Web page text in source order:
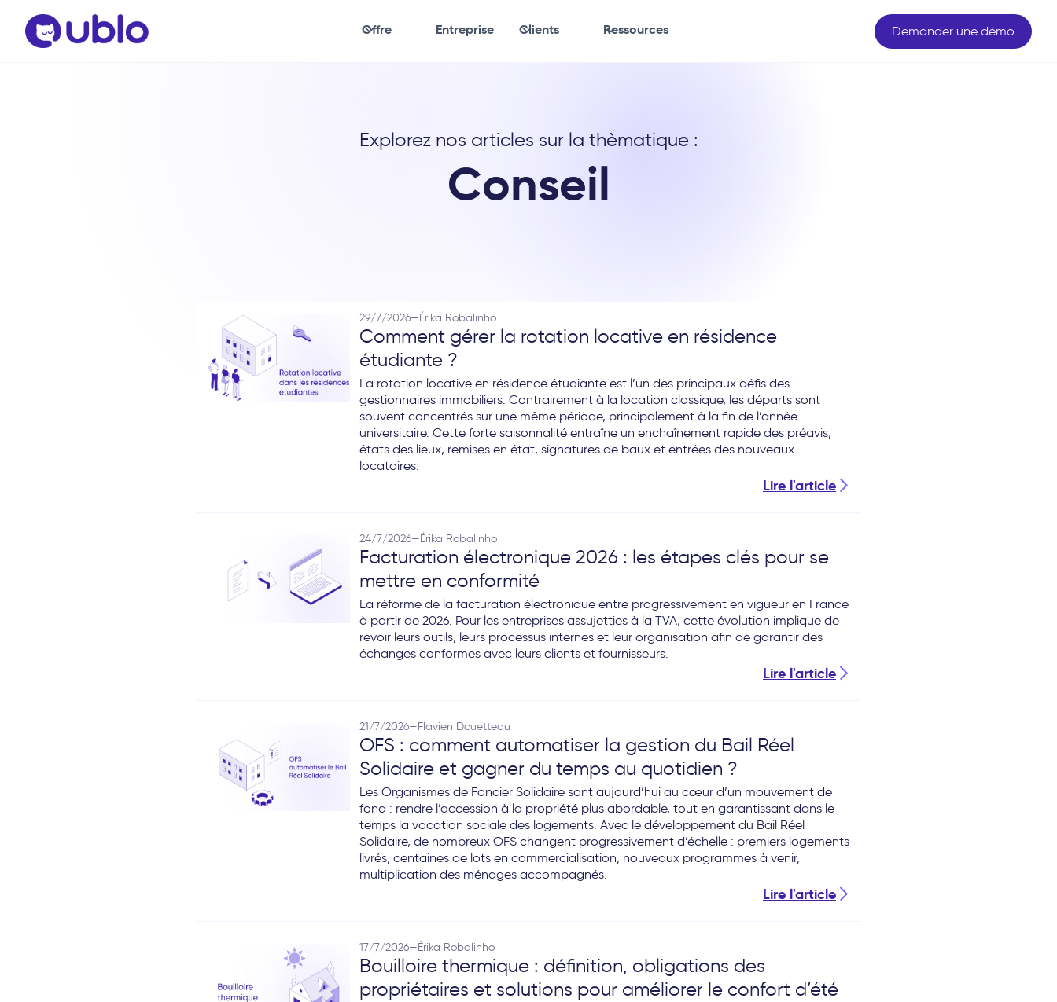
Offre Entreprise Clients Ressources Demander une démo
Explorez nos articles sur la thèmatique :
Conseil
29/7/2026—Érika Robalinho
Comment gérer la rotation locative en résidence
étudiante ?
La rotation locative en résidence étudiante est l’un des principaux défis des
gestionnaires immobiliers. Contrairement à la location classique, les départs sont
souvent concentrés sur une même période, principalement à la fin de l’année
universitaire. Cette forte saisonnalité entraîne un enchaînement rapide des préavis,
états des lieux, remises en état, signatures de baux et entrées des nouveaux
locataires.
Lire l'article
24/7/2026—Érika Robalinho
Facturation électronique 2026 : les étapes clés pour se
mettre en conformité
La réforme de la facturation électronique entre progressivement en vigueur en France
à partir de 2026. Pour les entreprises assujetties à la TVA, cette évolution implique de
revoir leurs outils, leurs processus internes et leur organisation afin de garantir des
échanges conformes avec leurs clients et fournisseurs.
Lire l'article
21/7/2026—Flavien Douetteau
OFS : comment automatiser la gestion du Bail Réel
Solidaire et gagner du temps au quotidien ?
Les Organismes de Foncier Solidaire sont aujourd’hui au cœur d’un mouvement de
fond : rendre l’accession à la propriété plus abordable, tout en garantissant dans le
temps la vocation sociale des logements. Avec le développement du Bail Réel
Solidaire, de nombreux OFS changent progressivement d’échelle : premiers logements
livrés, centaines de lots en commercialisation, nouveaux programmes à venir,
multiplication des ménages accompagnés.
Lire l'article
17/7/2026—Érika Robalinho
Bouilloire thermique : définition, obligations des
propriétaires et solutions pour améliorer le confort d’été